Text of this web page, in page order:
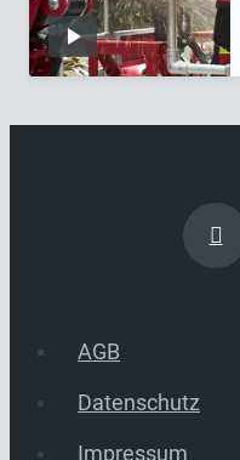
AGB
Datenschutz
Impressum